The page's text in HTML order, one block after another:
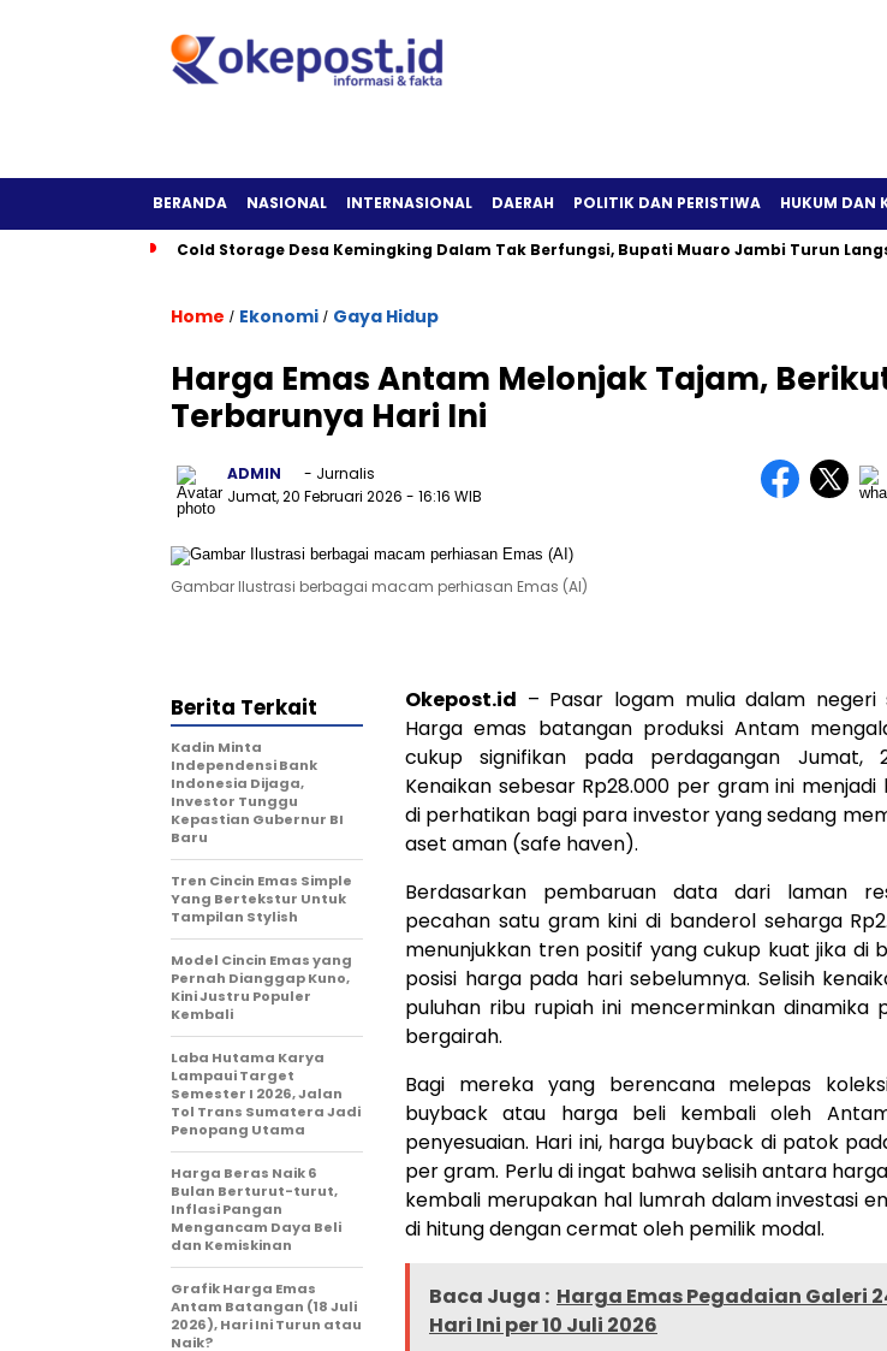
BERANDA NASIONAL INTERNASIONAL DAERAH POLITIK DAN PERISTIWA HUKUM DAN
Cold Storage Desa Kemingking Dalam Tak Berfungsi, Bupati Muaro Jambi Turun
Home / Ekonomi / Gaya Hidup
Harga Emas Antam Melonjak Tajam,
Terbarunya Hari Ini
ADMIN
- Jurnalis
Jumat, 20 Februari 2026 - 16:16 WIB
Gambar Ilustrasi berbagai macam perhiasan Emas (AI)
Okepost.id – Pasar logam mulia dalam negeri
Harga emas batangan produksi Antam
cukup signifikan pada perdagangan Jumat,
Kenaikan sebesar Rp28.000 per gram ini
di perhatikan bagi para investor yang sedang
aset aman (safe haven).
Berdasarkan pembaruan data dari laman
pecahan satu gram kini di banderol seharga
menunjukkan tren positif yang cukup kuat jika di
posisi harga pada hari sebelumnya. Selisih
puluhan ribu rupiah ini mencerminkan dinamika
bergairah.
Bagi mereka yang berencana melepas
buyback atau harga beli kembali oleh
penyesuaian. Hari ini, harga buyback di patok
per gram. Perlu di ingat bahwa selisih antara
kembali merupakan hal lumrah dalam investasi
di hitung dengan cermat oleh pemilik modal.
Baca Juga : Harga Emas Pegadaian Galeri
Hari Ini per 10 Juli 2026
Berita Terkait
Kadin Minta
Independensi Bank
Indonesia Dijaga,
Investor Tunggu
Kepastian Gubernur BI
Baru
Tren Cincin Emas Simple
Yang Bertekstur Untuk
Tampilan Stylish
Model Cincin Emas yang
Pernah Dianggap Kuno,
Kini Justru Populer
Kembali
Laba Hutama Karya
Lampaui Target
Semester I 2026, Jalan
Tol Trans Sumatera Jadi
Penopang Utama
Harga Beras Naik 6
Bulan Berturut-turut,
Inflasi Pangan
Mengancam Daya Beli
dan Kemiskinan
Grafik Harga Emas
Antam Batangan (18 Juli
2026), Hari Ini Turun atau
Naik?